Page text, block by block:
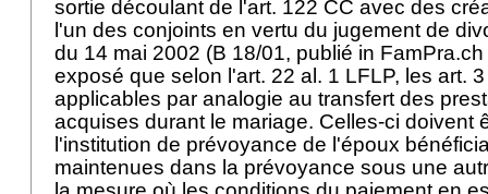
sortie découlant de l'art. 122 CC avec des
l'un des conjoints en vertu du jugement de
du 14 mai 2002 (B 18/01, publié in
exposé que selon l'art. 22 al. 1 LFLP, les art.
applicables par analogie au transfert des
acquises durant le mariage. Celles-ci doivent
l'institution de prévoyance de l'époux
maintenues dans la prévoyance sous une